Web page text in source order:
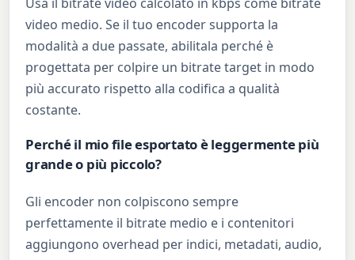
video medio. Se il tuo encoder supporta la
modalità a due passate, abilitala perché è
progettata per colpire un bitrate target in modo
più accurato rispetto alla codifica a qualità
costante.
Perché il mio file esportato è leggermente più
grande o più piccolo?
Gli encoder non colpiscono sempre
perfettamente il bitrate medio e i contenitori
aggiungono overhead per indici, metadati, audio,